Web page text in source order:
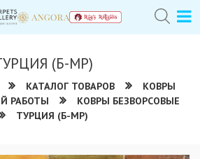
(Б-МР)
КАТАЛОГ ТОВАРОВ
КОВРЫ
РАБОТЫ
КОВРЫ БЕЗВОРСОВЫЕ
ТУРЦИЯ (Б-МР)